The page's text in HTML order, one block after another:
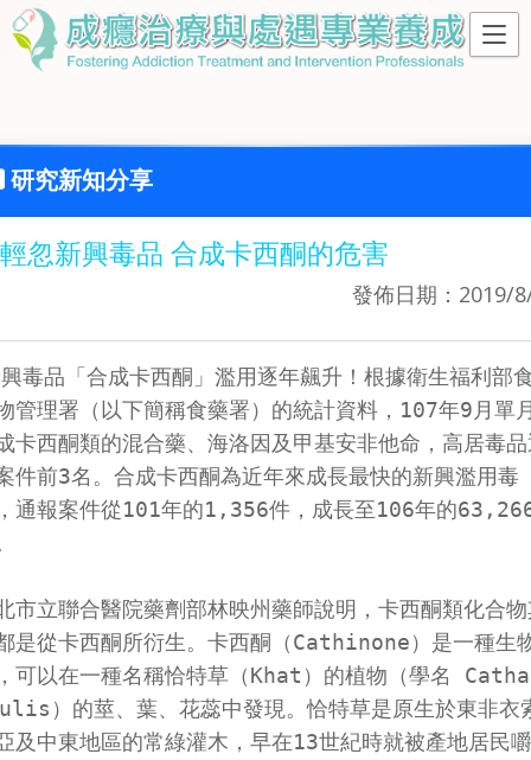
研究新知分享
忽新興毒品 合成卡西酮的危害
發佈日期：2019/
毒品「合成卡西酮」濫用逐年飆升！根據衛生福利部
管理署（以下簡稱食藥署）的統計資料，107年9月單
卡西酮類的混合藥、海洛因及甲基安非他命，高居毒
件前3名。合成卡西酮為近年來成長最快的新興濫用毒
通報案件從101年的1,356件，成長至106年的
市立聯合醫院藥劑部林映州藥師說明，卡西酮類化合
是從卡西酮所衍生。卡西酮（Cathinone）是一種生
可以在一種名稱恰特草（Khat）的植物（學名 Catha
）的莖、葉、花蕊中發現。恰特草是原生於東非衣
及中東地區的常綠灌木，早在13世紀時就被產地居民嚼